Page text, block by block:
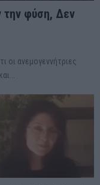
την φύση, Δεν
οι ανεμογεννήτριες